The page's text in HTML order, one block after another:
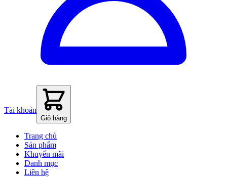
Tài khoản
Giỏ hàng
Trang chủ
Sản phẩm
Khuyến mãi
Danh mục
Liên hệ